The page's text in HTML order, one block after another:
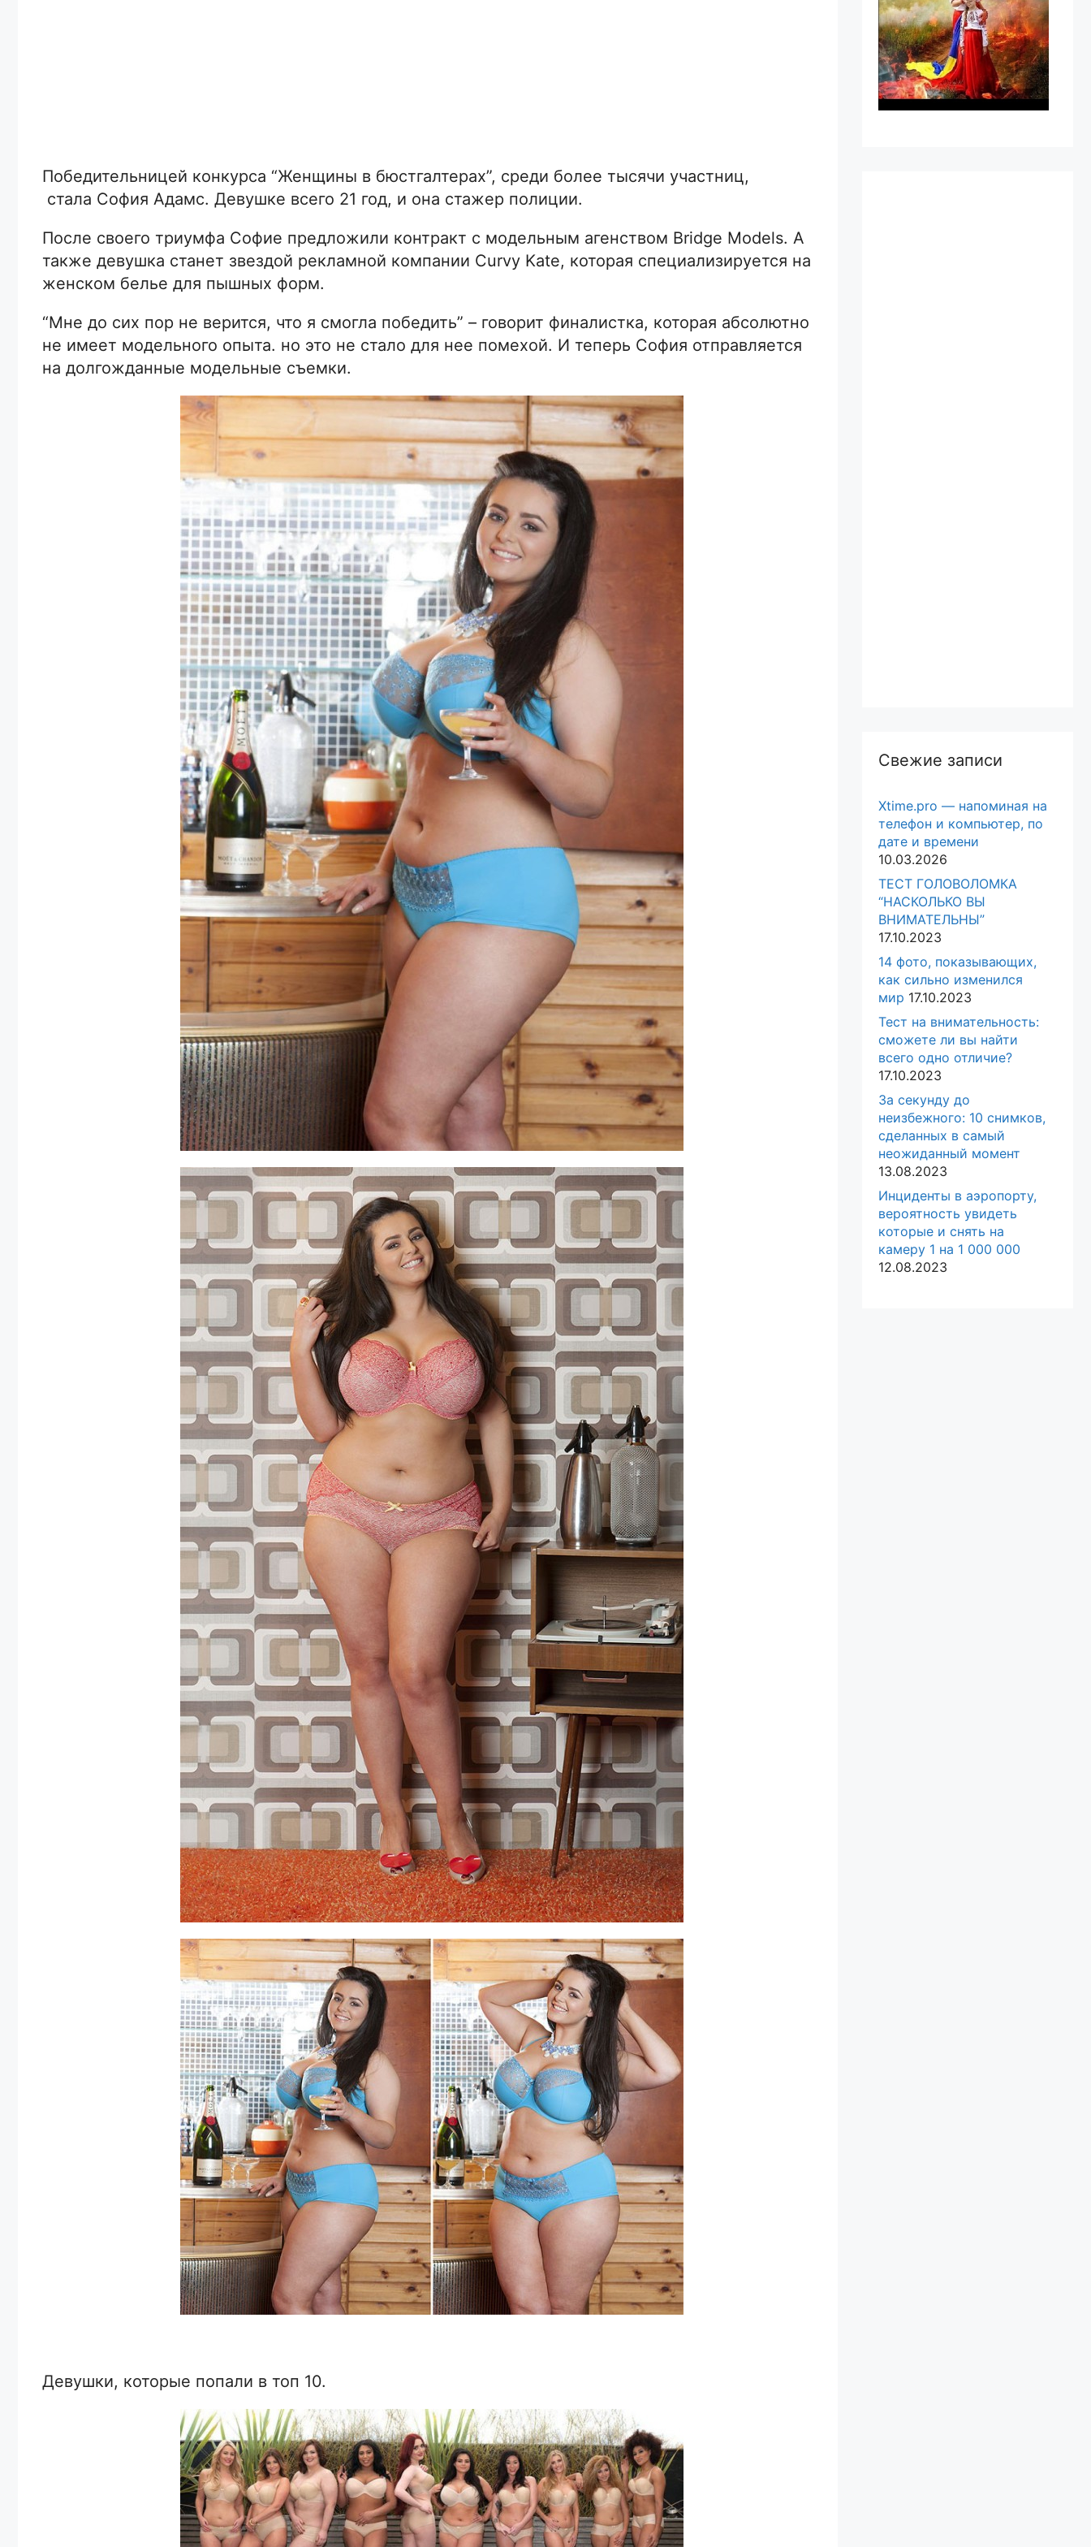
Победительницей конкурса “Женщины в бюстгалтерах”, среди более тысячи участниц,
стала София Адамс. Девушке всего 21 год, и она стажер полиции.
После своего триумфа Софие предложили контракт с модельным агенством Bridge Models. А
также девушка станет звездой рекламной компании Curvy Kate, которая специализируется на
женском белье для пышных форм.
“Мне до сих пор не верится, что я смогла победить” – говорит финалистка, которая абсолютно
не имеет модельного опыта. но это не стало для нее помехой. И теперь София отправляется
на долгожданные модельные съемки.
Девушки, которые попали в топ 10.
Свежие записи
Xtime.pro — напоминая на
телефон и компьютер, по
дате и времени
10.03.2026
ТЕСТ ГОЛОВОЛОМКА
“НАСКОЛЬКО ВЫ
ВНИМАТЕЛЬНЫ”
17.10.2023
14 фото, показывающих,
как сильно изменился
мир 17.10.2023
Тест на внимательность:
сможете ли вы найти
всего одно отличие?
17.10.2023
За секунду до
неизбежного: 10 снимков,
сделанных в самый
неожиданный момент
13.08.2023
Инциденты в аэропорту,
вероятность увидеть
которые и снять на
камеру 1 на 1 000 000
12.08.2023